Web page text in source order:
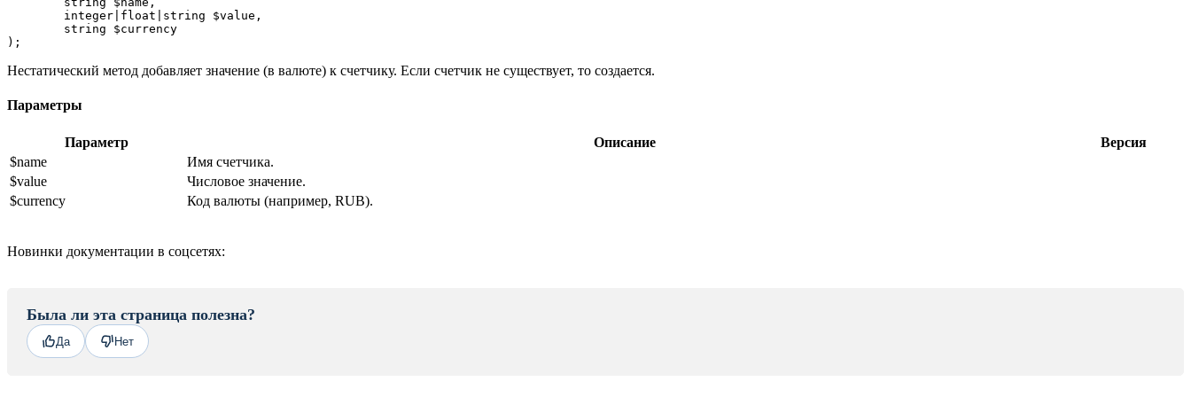
);
Нестатический метод добавляет значение (в валюте) к счетчику. Если счетчик не существует, то создается.
Параметры
Параметр Описание
Версия
$name
Имя счетчика.
$value
Числовое значение.
$currency
Код валюты (например, RUB).
Новинки документации в соцсетях:
Была ли эта страница полезна?
Да Нет